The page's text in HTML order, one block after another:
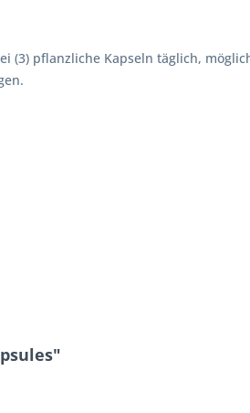
pflanzliche Kapseln täglich,